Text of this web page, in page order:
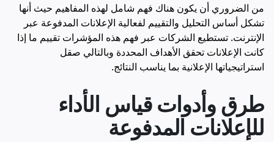
من الضروري أن يكون هناك فهم شامل لهذه المفاهيم حيث أنها
تشكل أساس التحليل والتقييم لفعالية الإعلانات المدفوعة عبر
الإنترنت. تستطيع الشركات عبر فهم هذه المؤشرات تقييم ما إذا
كانت الإعلانات تحقق الأهداف المحددة وبالتالي صقل
استراتيجياتها الإعلانية بما يناسب النتائج.
طرق وأدوات قياس الأداء
للإعلانات المدفوعة